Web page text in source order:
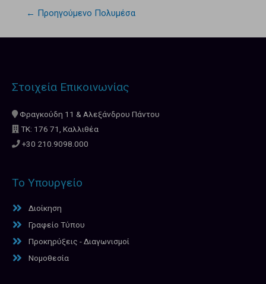
← Προηγούμενο Πολυμέσα
Στοιχεία Επικοινωνίας
Φραγκούδη 11 & Αλεξάνδρου Πάντου
ΤΚ: 176 71, Καλλιθέα
+30 210.9098.000
Το Υπουργείο
Διοίκηση
Γραφείο Τύπου
Προκηρύξεις - Διαγωνισμοί
Νομοθεσία